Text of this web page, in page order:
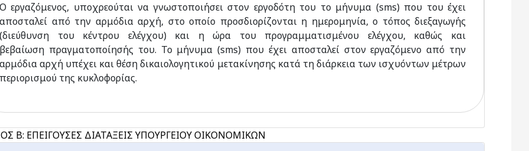
Ο εργαζόμενος, υποχρεούται να γνωστοποιήσει στον εργοδότη του το μήνυμα (sms) που του έχει
αποσταλεί από την αρμόδια αρχή, στο οποίο προσδιορίζονται η ημερομηνία, ο τόπος διεξαγωγής
(διεύθυνση του κέντρου ελέγχου) και η ώρα του προγραμματισμένου ελέγχου, καθώς και
βεβαίωση πραγματοποίησής του. Το μήνυμα (sms) που έχει αποσταλεί στον εργαζόμενο από την
αρμόδια αρχή υπέχει και θέση δικαιολογητικού μετακίνησης κατά τη διάρκεια των ισχυόντων μέτρων
περιορισμού της κυκλοφορίας.
Β: ΕΠΕΙΓΟΥΣΕΣ ΔΙΑΤΑΞΕΙΣ ΥΠΟΥΡΓΕΙΟΥ ΟΙΚΟΝΟΜΙΚΩΝ